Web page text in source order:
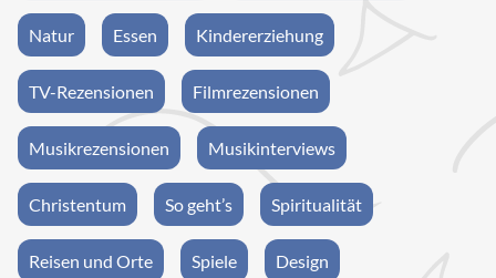
Natur Essen Kindererziehung
TV-Rezensionen Filmrezensionen
Musikrezensionen Musikinterviews
Christentum So geht’s Spiritualität
Reisen und Orte Spiele Design